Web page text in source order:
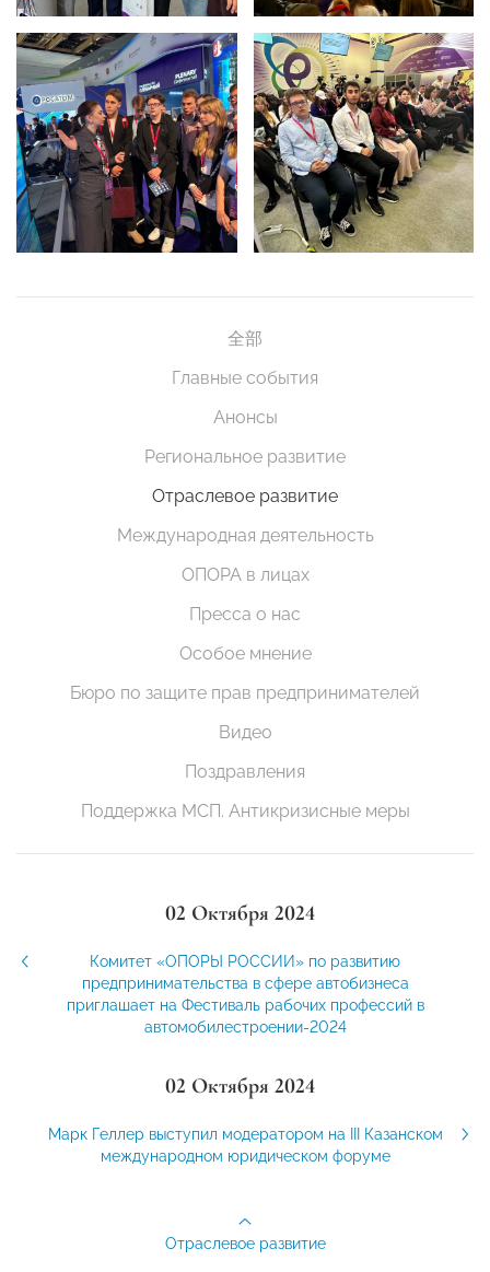
全部
Главные события
Анонсы
Региональное развитие
Отраслевое развитие
Международная деятельность
ОПОРА в лицах
Пресса о нас
Особое мнение
Бюро по защите прав предпринимателей
Видео
Поздравления
Поддержка МСП. Антикризисные меры
02 Октября 2024
Комитет «ОПОРЫ РОССИИ» по развитию
предпринимательства в сфере автобизнеса
приглашает на Фестиваль рабочих профессий в
автомобилестроении-2024
02 Октября 2024
Марк Геллер выступил модератором на III Казанском
международном юридическом форуме
Отраслевое развитие